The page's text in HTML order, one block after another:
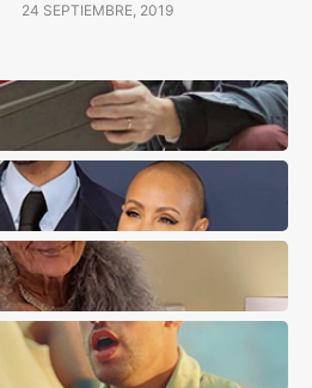
24 SEPTIEMBRE, 2019